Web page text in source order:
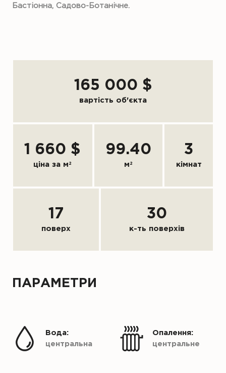
Бастіонна, Садово-Ботанічне.
165 000 $
вартість об'єкта
1 660 $
ціна за м 2
99.40
м 2
3
кімнат
17
поверх
30
к-ть поверхів
ПАРАМЕТРИ
центральна
Вода:
центральне
Опалення: